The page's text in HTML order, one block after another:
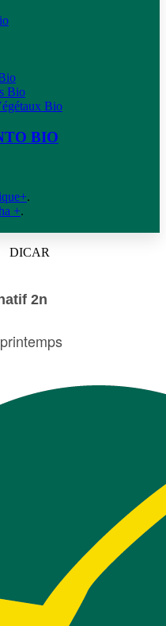
Bio
Bio
BIO
.
+.
DICAR
2n